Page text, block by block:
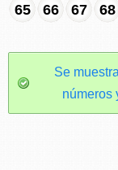
65
66 67 68
Se
números